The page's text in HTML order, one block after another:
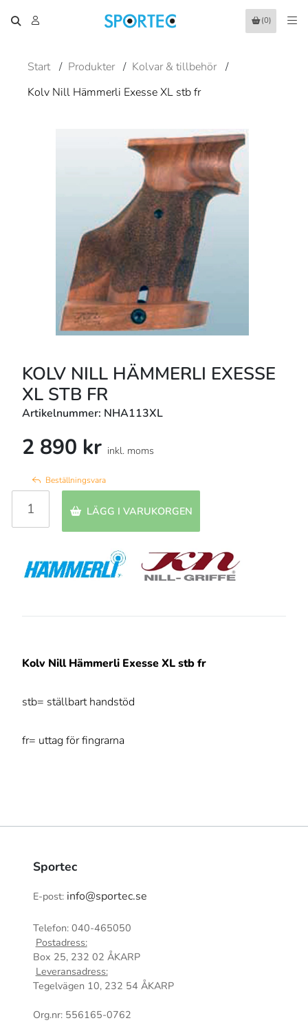
(0)
Start / Produkter / Kolvar & tillbehör /
Kolv Nill Hämmerli Exesse XL stb fr
KOLV NILL HÄMMERLI EXESSE
XL STB FR
Artikelnummer: NHA113XL
2 890 kr inkl. moms
Beställningsvara
LÄGG I VARUKORGEN
Kolv Nill Hämmerli Exesse XL stb fr
stb= ställbart handstöd
fr= uttag för fingrarna
Sportec
E-post: info@sportec.se
Telefon: 040-465050
Postadress:
Box 25, 232 02 ÅKARP
Leveransadress:
Tegelvägen 10, 232 54 ÅKARP
Org.nr: 556165-0762